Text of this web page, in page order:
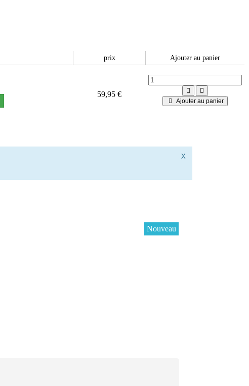
prix Ajouter au panier
59,95 €
Ajouter au panier
X
Nouveau